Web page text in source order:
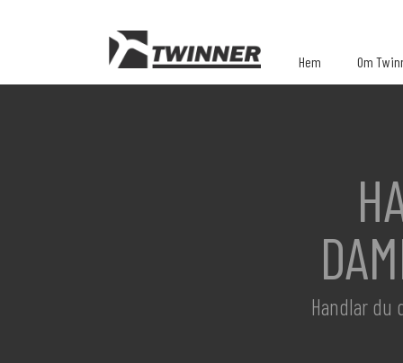
Hem Om
Handlar du